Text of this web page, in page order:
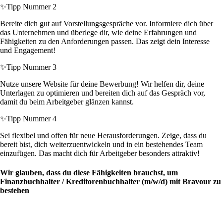
✨Tipp Nummer 2
Bereite dich gut auf Vorstellungsgespräche vor. Informiere dich über
das Unternehmen und überlege dir, wie deine Erfahrungen und
Fähigkeiten zu den Anforderungen passen. Das zeigt dein Interesse
und Engagement!
✨Tipp Nummer 3
Nutze unsere Website für deine Bewerbung! Wir helfen dir, deine
Unterlagen zu optimieren und bereiten dich auf das Gespräch vor,
damit du beim Arbeitgeber glänzen kannst.
✨Tipp Nummer 4
Sei flexibel und offen für neue Herausforderungen. Zeige, dass du
bereit bist, dich weiterzuentwickeln und in ein bestehendes Team
einzufügen. Das macht dich für Arbeitgeber besonders attraktiv!
Wir glauben, dass du diese Fähigkeiten brauchst, um
Finanzbuchhalter / Kreditorenbuchhalter (m/w/d) mit Bravour zu
bestehen